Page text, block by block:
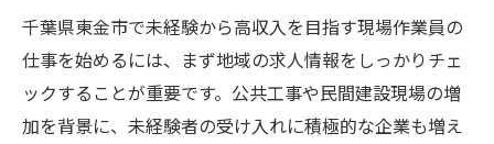
千葉県東金市で未経験から高収入を目指す現場作業員の
仕事を始めるには、まず地域の求人情報をしっかりチェ
ックすることが重要です。公共工事や民間建設現場の増
加を背景に、未経験者の受け入れに積極的な企業も増え